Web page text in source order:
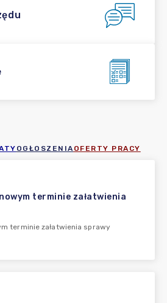
OGŁOSZENIA OFERTY PRACY
terminie załatwienia
terminie załatwienia sprawy